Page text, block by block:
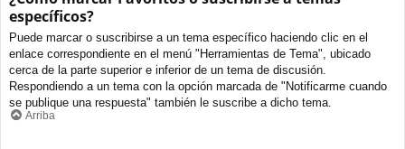
específicos?
Puede marcar o suscribirse a un tema específico haciendo clic en el
enlace correspondiente en el menú "Herramientas de Tema", ubicado
cerca de la parte superior e inferior de un tema de discusión.
Respondiendo a un tema con la opción marcada de "Notificarme cuando
se publique una respuesta" también le suscribe a dicho tema.
Arriba